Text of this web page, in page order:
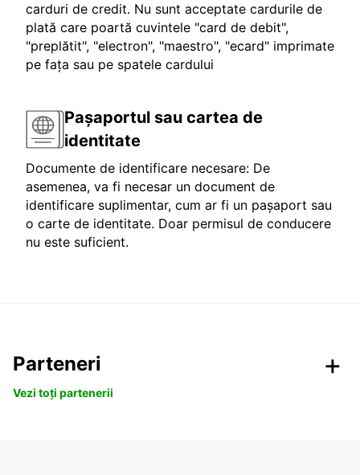
carduri de credit. Nu sunt acceptate cardurile de
plată care poartă cuvintele "card de debit",
"preplătit", "electron", "maestro", "ecard" imprimate
pe fața sau pe spatele cardului
Pașaportul sau cartea de
identitate
Documente de identificare necesare: De
asemenea, va fi necesar un document de
identificare suplimentar, cum ar fi un pașaport sau
o carte de identitate. Doar permisul de conducere
nu este suficient.
Parteneri
Vezi toți partenerii